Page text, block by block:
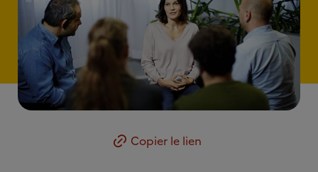
Copier le lien